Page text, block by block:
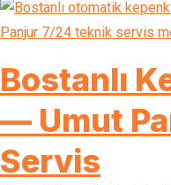
Bostanlı
— Umut
Servis